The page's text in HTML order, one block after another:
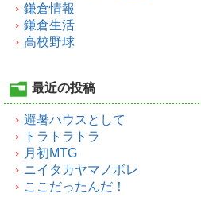
鎌倉情報
鎌倉生活
高校野球
最近の投稿
避暑ハウスとして
トラトラトラ
月初MTG
ニイタカヤマノボレ
ここだったんだ！